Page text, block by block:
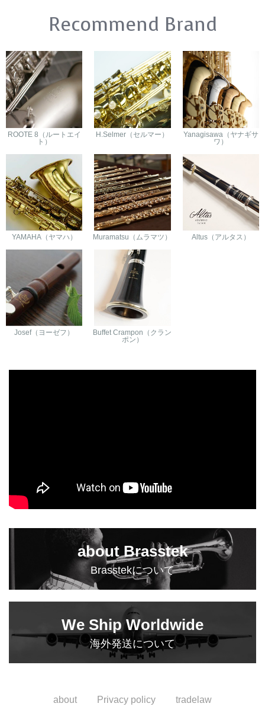
Recommend Brand
ROOTE 8（ルートエイ
ト）
H.Selmer（セルマー）
Yanagisawa（ヤナギサ
ワ）
YAMAHA（ヤマハ） Muramatsu（ムラマツ） Altus（アルタス）
Josef（ヨーゼフ）
Buffet Crampon（クラン
ポン）
about Brasstek
Brasstekについて
We Ship Worldwide
海外発送について
about Privacy policy
tradelaw